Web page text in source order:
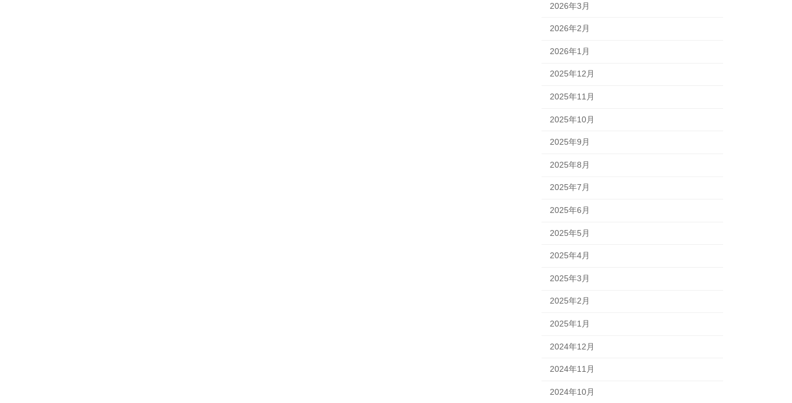
2026年3月
2026年2月
2026年1月
2025年12月
2025年11月
2025年10月
2025年9月
2025年8月
2025年7月
2025年6月
2025年5月
2025年4月
2025年3月
2025年2月
2025年1月
2024年12月
2024年11月
2024年10月